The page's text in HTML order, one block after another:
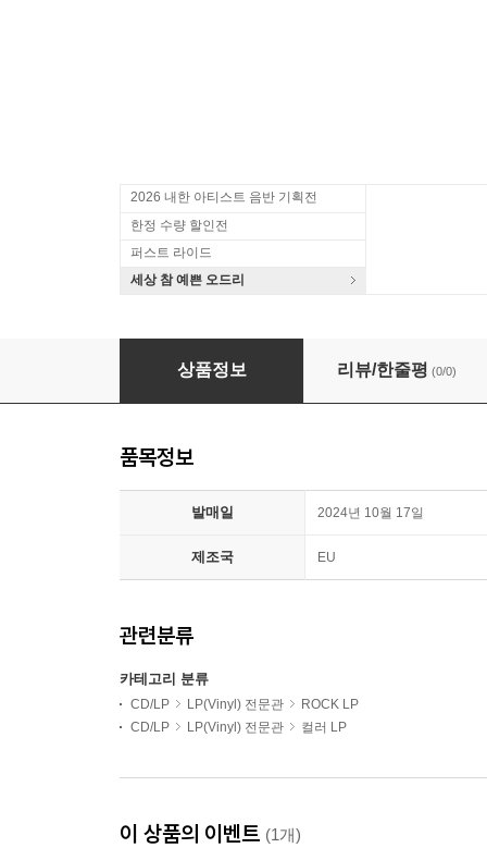
2026 내한 아티스트 음반 기획전
한정 수량 할인전
퍼스트 라이드
세상 참 예쁜 오드리
AC/DC (에이씨디씨) - Fly On The Wall [골드
상품정보 리뷰/한줄평 (0/0)
품목정보
발매일 2024년 10월 17일
제조국 EU
관련분류
카테고리 분류
CD/LP LP(Vinyl) 전문관
ROCK LP
CD/LP
LP(Vinyl) 전문관 컬러 LP
이 상품의 이벤트 (1개)